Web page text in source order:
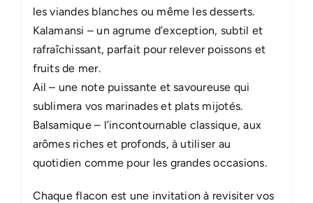
les viandes blanches ou même les desserts.
Kalamansi – un agrume d’exception, subtil et
rafraîchissant, parfait pour relever poissons et
fruits de mer.
Ail – une note puissante et savoureuse qui
sublimera vos marinades et plats mijotés.
Balsamique – l’incontournable classique, aux
arômes riches et profonds, à utiliser au
quotidien comme pour les grandes occasions.
Chaque flacon est une invitation à revisiter vos